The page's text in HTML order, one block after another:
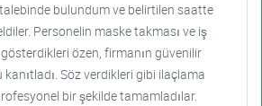
bulundum ve belirtilen saatte
Personelin maske takması ve iş
özen, firmanın güvenilir
Söz verdikleri gibi ilaçlama
bir şekilde tamamladılar.